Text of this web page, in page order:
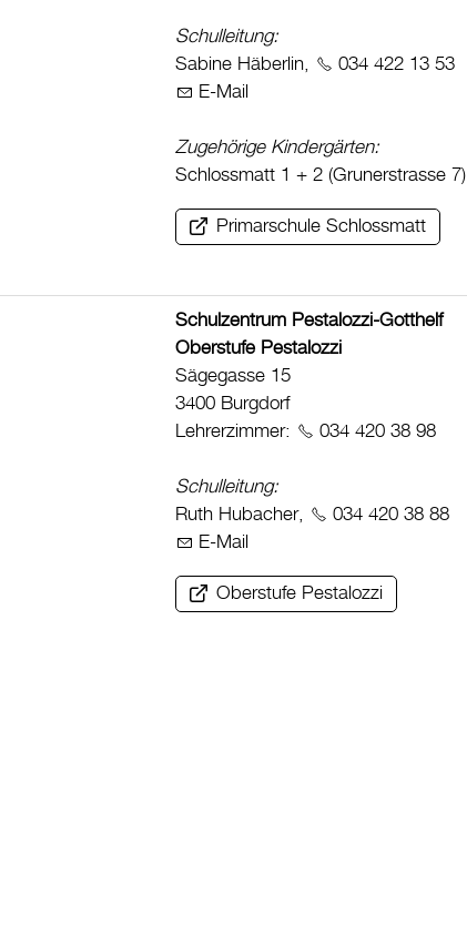
Schulleitung:
Sabine Häberlin,
034 422 13 53
E-Mail
Zugehörige Kindergärten:
Schlossmatt 1 + 2 (Grunerstrasse 7)
Primarschule Schlossmatt
Schulzentrum Pestalozzi-Gotthelf
Oberstufe Pestalozzi
Sägegasse 15
3400 Burgdorf
Lehrerzimmer:
034 420 38 98
Schulleitung:
Ruth Hubacher,
034 420 38 88
E-Mail
Oberstufe Pestalozzi